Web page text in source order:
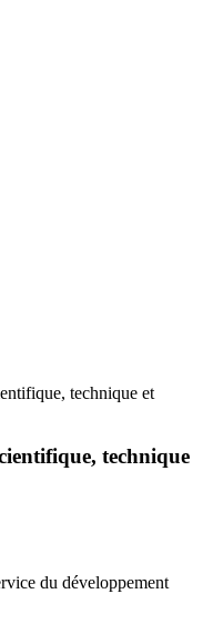
technique et
technique
du développement